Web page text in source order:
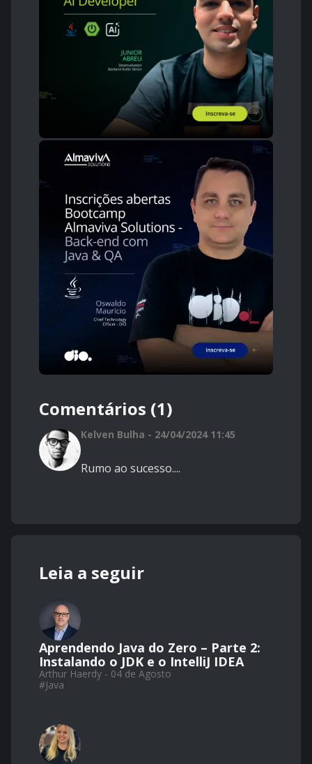
Comentários (1)
Kelven Bulha - 24/04/2024 11:45
Rumo ao sucesso....
Leia a seguir
Aprendendo Java do Zero – Parte 2:
Instalando o JDK e o IntelliJ IDEA
Arthur Haerdy - 04 de Agosto
#Java